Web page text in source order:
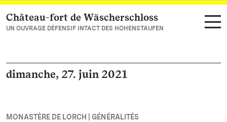
Vers la page d’accueil
Château-fort de Wäscherschloss
UN OUVRAGE DÉFENSIF INTACT DES HOHENSTAUFEN
dimanche, 27. juin 2021
MONASTÈRE DE LORCH | GÉNÉRALITÉS